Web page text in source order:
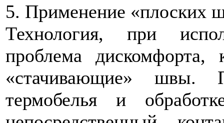
5. Применение «плоских
Технология, при
проблема дискомфорта,
«стачивающие» швы.
термобелья и